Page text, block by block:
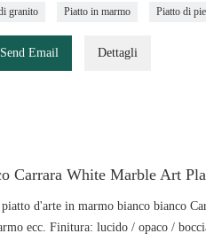
granito Piatto in marmo Piatto di
Send Email Dettagli
Carrara White Marble Art
d'arte in marmo bianco bianco
ecc. Finitura: lucido / opaco /